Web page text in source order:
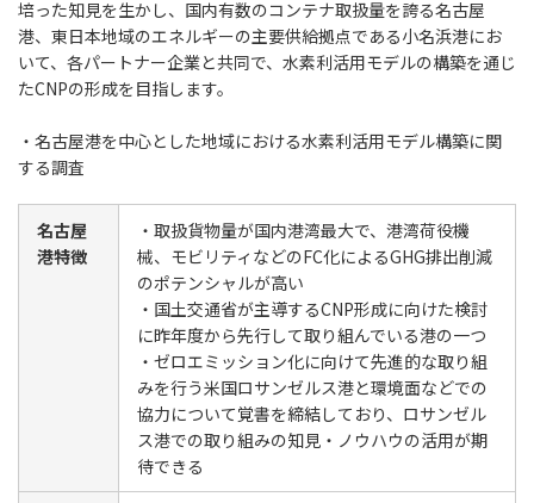
培った知見を生かし、国内有数のコンテナ取扱量を誇る名古屋
港、東日本地域のエネルギーの主要供給拠点である小名浜港にお
いて、各パートナー企業と共同で、水素利活用モデルの構築を通じ
たCNPの形成を目指します。
・名古屋港を中心とした地域における水素利活用モデル構築に関
する調査
名古屋
港特徴
・取扱貨物量が国内港湾最大で、港湾荷役機
械、モビリティなどのFC化によるGHG排出削減
のポテンシャルが高い
・国土交通省が主導するCNP形成に向けた検討
に昨年度から先行して取り組んでいる港の一つ
・ゼロエミッション化に向けて先進的な取り組
みを行う米国ロサンゼルス港と環境面などでの
協力について覚書を締結しており、ロサンゼル
ス港での取り組みの知見・ノウハウの活用が期
待できる